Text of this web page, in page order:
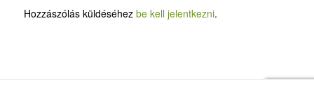
Hozzászólás küldéséhez be kell jelentkezni.